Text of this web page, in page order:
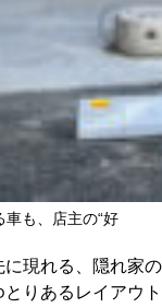
も、店主の“好
現れる、隠れ家の
りあるレイアウト